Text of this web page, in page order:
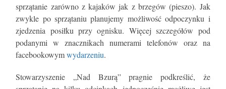
sprzątanie zarówno z kajaków jak z brzegów (pieszo). Jak
zwykle po sprzątaniu planujemy możliwość odpoczynku i
zjedzenia posiłku przy ognisku. Więcej szczegółów pod
podanymi w znacznikach numerami telefonów oraz na
facebookowymwydarzeniu.
Stowarzyszenie „Nad Bzurą” pragnie podkreślić, że